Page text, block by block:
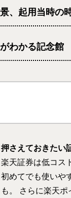
、起用当時の
わかる記念館
押さえておきたい
楽天証券は低コス
初めてでも使いや
も。 さらに楽天